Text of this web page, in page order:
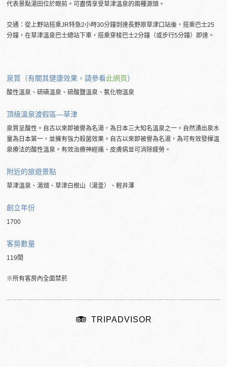
代表景點湯田位於眼前。可盡情享受草津溫泉的兩種源頭。
交通：從上野站搭乘JR特急2小時30分鐘到達長野原草津口站後，搭乘巴士25
分鐘，在草津溫泉巴士總站下車，搭乘穿梭巴士2分鐘（或步行5分鐘）即達。
泉質（有關其健康效果，請參看此網頁）
酸性溫泉、硫磺溫泉、硫酸鹽溫泉、氯化物溫泉
頂級溫泉渡假區―草津
泉質呈酸性。自古以來即被譽為名湯，為日本三大知名溫泉之一。自然湧出泉水
量為日本第一，並擁有強力殺菌效果。自古以來即被譽為名湯，為可有效發揮溫
泉療法的酸性溫泉。有效治療神經痛、皮膚病並可消除疲勞。
附近的旅遊景點
草津溫泉、湯畑、草津白根山（湯釜）、輕井澤
創立年份
1700
客房數量
119間
※所有客房內全面禁菸
TRIPADVISOR